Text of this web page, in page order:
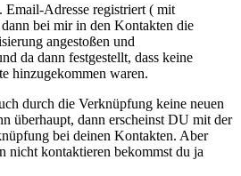
Email-Adresse registriert ( mit
bei mir in den Kontakten die
angestoßen und
da dann festgestellt, dass keine
hinzugekommen waren.
durch die Verknüpfung keine neuen
überhaupt, dann erscheinst DU mit der
bei deinen Kontakten. Aber
nicht kontaktieren bekommst du ja